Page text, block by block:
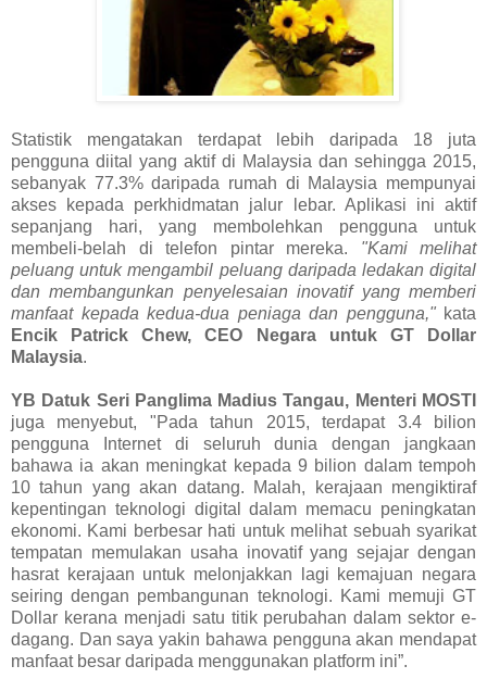
Statistik mengatakan terdapat lebih daripada 18 juta
pengguna diital yang aktif di Malaysia dan sehingga 2015,
sebanyak 77.3% daripada rumah di Malaysia mempunyai
akses kepada perkhidmatan jalur lebar. Aplikasi ini aktif
sepanjang hari, yang membolehkan pengguna untuk
membeli-belah di telefon pintar mereka. "Kami melihat
peluang untuk mengambil peluang daripada ledakan digital
dan membangunkan penyelesaian inovatif yang memberi
manfaat kepada kedua-dua peniaga dan pengguna,"kata
Encik Patrick Chew, CEO Negara untuk GT Dollar
Malaysia.
YB Datuk Seri Panglima Madius Tangau, Menteri MOSTI
juga menyebut, "Pada tahun 2015, terdapat 3.4 bilion
pengguna Internet di seluruh dunia dengan jangkaan
bahawa ia akan meningkat kepada 9 bilion dalam tempoh
10 tahun yang akan datang. Malah, kerajaan mengiktiraf
kepentingan teknologi digital dalam memacu peningkatan
ekonomi. Kami berbesar hati untuk melihat sebuah syarikat
tempatan memulakan usaha inovatif yang sejajar dengan
hasrat kerajaan untuk melonjakkan lagi kemajuan negara
seiring dengan pembangunan teknologi. Kami memuji GT
Dollar kerana menjadi satu titik perubahan dalam sektor e-
dagang. Dan saya yakin bahawa pengguna akan mendapat
manfaat besar daripada menggunakan platform ini”.